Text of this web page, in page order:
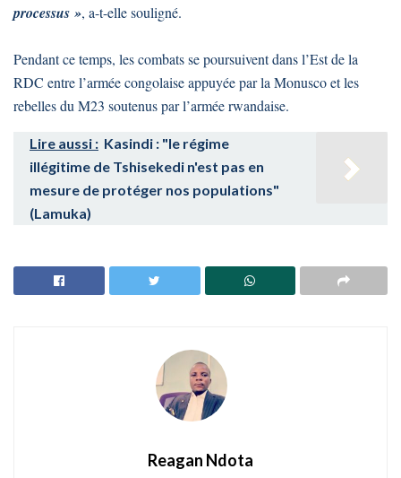
processus », a-t-elle souligné.
Pendant ce temps, les combats se poursuivent dans l’Est de la
RDC entre l’armée congolaise appuyée par la Monusco et les
rebelles du M23 soutenus par l’armée rwandaise.
Lire aussi : Kasindi : "le régime
illégitime de Tshisekedi n'est pas en
mesure de protéger nos populations"
(Lamuka)
Reagan Ndota